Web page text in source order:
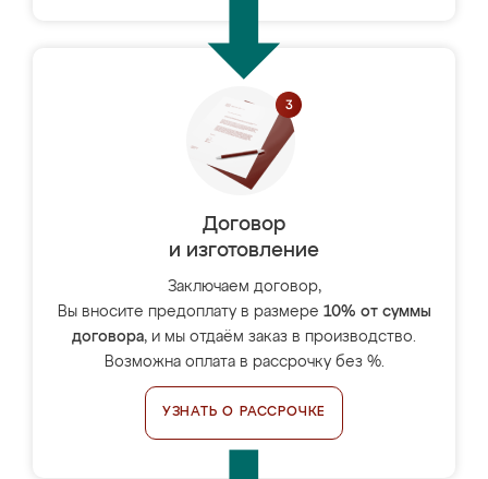
Договор
и изготовление
Заключаем договор,
Вы вносите предоплату в размере 10% от суммы
договора, и мы отдаём заказ в производство.
Возможна оплата в рассрочку без %.
УЗНАТЬ О РАССРОЧКЕ